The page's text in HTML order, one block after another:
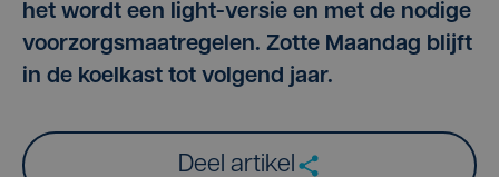
het wordt een light-versie en met de nodige
voorzorgsmaatregelen. Zotte Maandag blijft
in de koelkast tot volgend jaar.
Deel artikel